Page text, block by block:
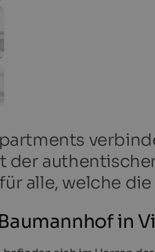
der
alle, welche
in